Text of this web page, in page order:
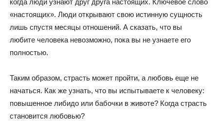
когда люди узнают друг друга настоящих. Ключевое слово
«настоящих». Люди открывают свою истинную сущность
лишь спустя месяцы отношений. А сказать, что вы
любите человека невозможно, пока вы не узнаете его
полностью.
Таким образом, страсть может пройти, а любовь еще не
начаться. Как же узнать, что вы испытываете к человеку:
повышенное либидо или бабочки в животе? Когда страсть
становится любовью?